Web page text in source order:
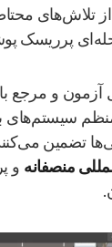
تلاش‌های
پرریسک
و مرجع
سیستم‌های
تضمین
منصفانه و